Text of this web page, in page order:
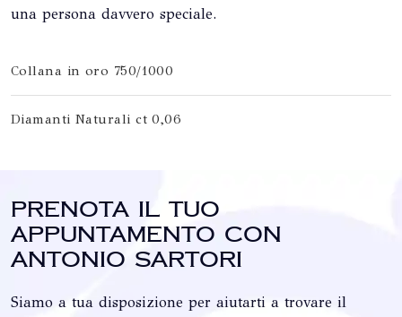
una persona davvero speciale.
Collana in oro 750/1000
Diamanti Naturali ct 0,06
Prenota il tuo
appuntamento con
Antonio Sartori
Siamo a tua disposizione per aiutarti a trovare il